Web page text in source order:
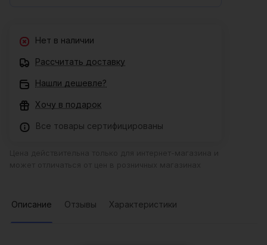
Нет в наличии
Рассчитать доставку
Нашли дешевле?
Хочу в подарок
Все товары сертифицированы
Описание Отзывы Характеристики